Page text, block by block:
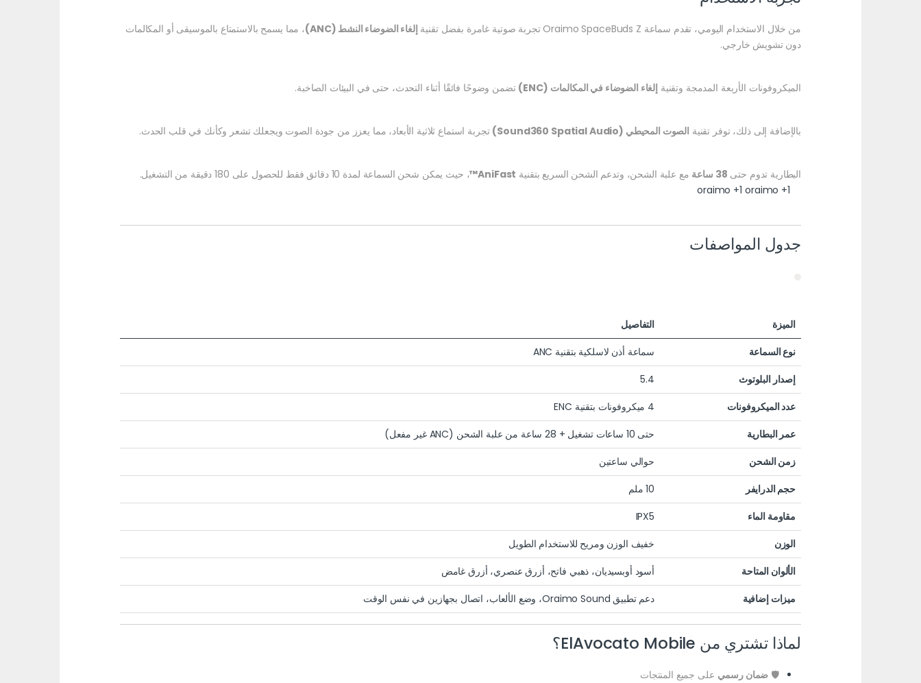
من خلال الاستخدام اليومي، تقدم سماعة Oraimo SpaceBuds Z تجربة صوتية غامرة بفضل تقنية إلغاء الضوضاء النشط (ANC)
، مما يسمح بالاستمتاع بالموسيقى أو المكالمات
دون تشويش خارجي.
الميكروفونات الأربعة المدمجة وتقنية إلغاء الضوضاء في المكالمات (ENC) تضمن وضوحًا فائقًا أثناء التحدث، حتى في البيئات الصاخبة.
بالإضافة إلى ذلك، توفر تقنية الصوت المحيطي (Sound360 Spatial Audio) تجربة استماع ثلاثية الأبعاد، مما يعزز من جودة الصوت ويجعلك تشعر وكأنك في قلب الحدث.
البطارية تدوم حتى 38 ساعة مع علبة الشحن، وتدعم الشحن السريع بتقنية AniFast™ ، حيث يمكن شحن السماعة لمدة 10 دقائق فقط للحصول على 180 دقيقة من التشغيل.
oraimo +1 oraimo +1
جدول المواصفات
الميزة
التفاصيل
نوع السماعة
سماعة أذن لاسلكية بتقنية ANC
إصدار البلوتوث
5.4
عدد الميكروفونات
4 ميكروفونات بتقنية ENC
عمر البطارية
حتى 10 ساعات تشغيل + 28 ساعة من علبة الشحن (ANC غير مفعل)
زمن الشحن
حوالي ساعتين
حجم الدرايفر
10 ملم
مقاومة الماء
IPX5
الوزن
خفيف الوزن ومريح للاستخدام الطويل
الألوان المتاحة
أسود أوبسيديان، ذهبي فاتح، أزرق عنصري، أزرق غامض
ميزات إضافية
دعم تطبيق Oraimo Sound، وضع الألعاب، اتصال بجهازين في نفس الوقت
لماذا تشتري من ElAvocato Mobile؟
🛡️ ضمان رسمي على جميع المنتجات